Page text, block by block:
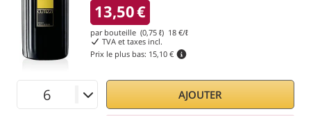
13,50€
par bouteille (0,75 ℓ) 18 €/ℓ
TVA et taxes incl.
Prix le plus bas: 15,10 €
AJOUTER